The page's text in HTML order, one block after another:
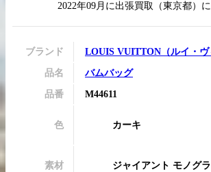
2022年09月 に出張買取 （東京都）
ブランド LOUIS VUITTON （ルイ・
品名 バムバッグ
品番 M44611
色 カーキ
素材 ジャイアント モノグ